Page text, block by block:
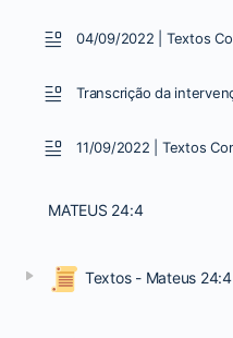
MATEUS 24:4
Textos - Mateus 24:4